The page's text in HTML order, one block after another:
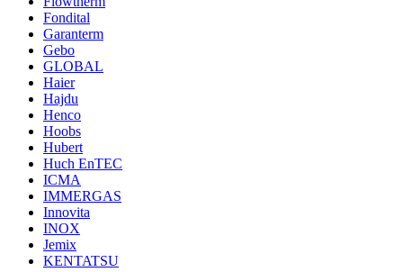
Fondital
Garanterm
Gebo
GLOBAL
Haier
Hajdu
Henco
Hoobs
Hubert
Huch EnTEC
ICMA
IMMERGAS
Innovita
INOX
Jemix
KENTATSU